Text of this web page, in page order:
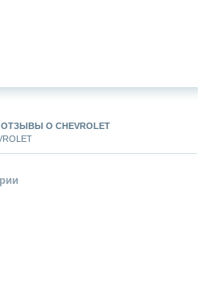
ОТЗЫВЫ О CHEVROLET